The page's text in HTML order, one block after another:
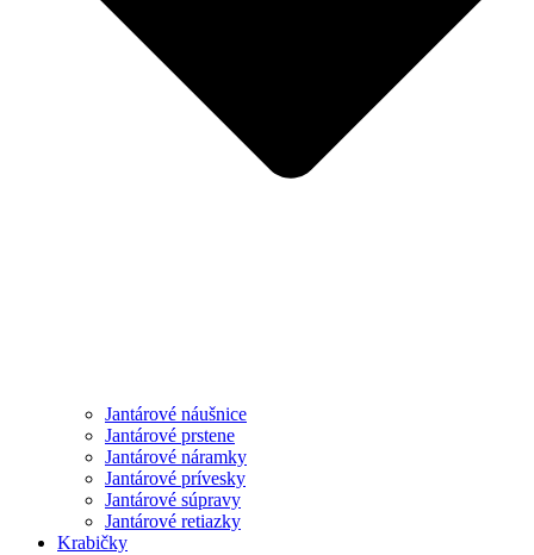
Jantárové náušnice
Jantárové prstene
Jantárové náramky
Jantárové prívesky
Jantárové súpravy
Jantárové retiazky
Krabičky